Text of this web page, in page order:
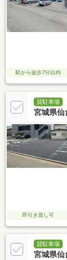
駅から徒歩7分以内
貸駐車場
宮城県仙
即引き渡し可
貸駐車場
宮城県仙